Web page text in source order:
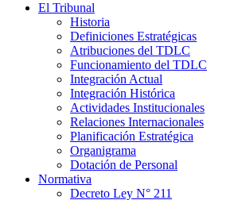
El Tribunal
Historia
Definiciones Estratégicas
Atribuciones del TDLC
Funcionamiento del TDLC
Integración Actual
Integración Histórica
Actividades Institucionales
Relaciones Internacionales
Planificación Estratégica
Organigrama
Dotación de Personal
Normativa
Decreto Ley N° 211